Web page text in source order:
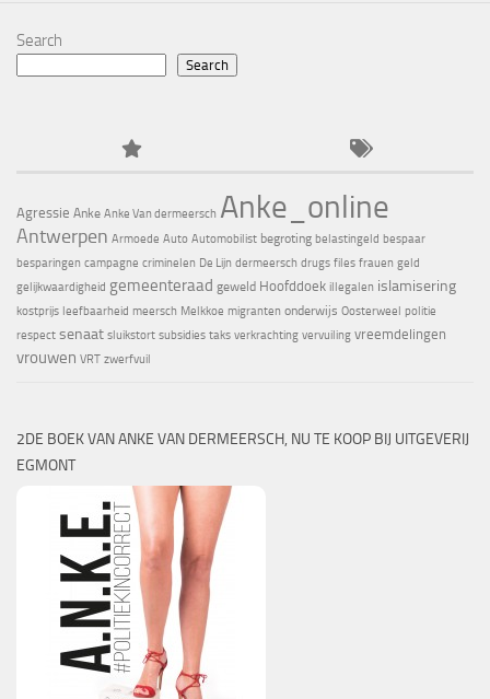
Search
Search
Agressie Anke Anke Van dermeersch Anke_online
Antwerpen Armoede Auto Automobilist begroting belastingeld bespaar
besparingen campagne criminelen De Lijn dermeersch drugs files frauen geld
gelijkwaardigheid gemeenteraad geweld Hoofddoek illegalen islamisering
kostprijs leefbaarheid meersch Melkkoe migranten onderwijs Oosterweel politie
respect senaat sluikstort subsidies taks verkrachting vervuiling vreemdelingen
vrouwen VRT zwerfvuil
2DE BOEK VAN ANKE VAN DERMEERSCH, NU TE KOOP BIJ UITGEVERIJ
EGMONT